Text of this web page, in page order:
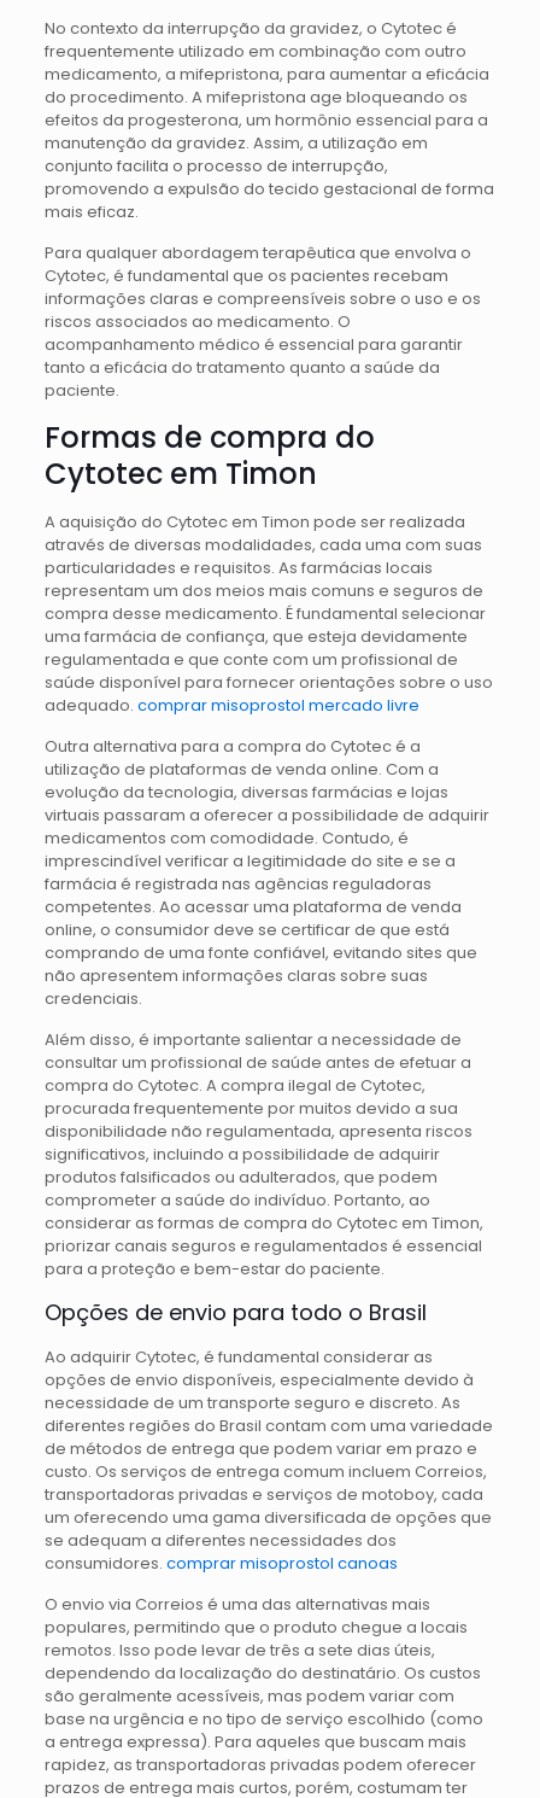
No contexto da interrupção da gravidez, o Cytotec é
frequentemente utilizado em combinação com outro
medicamento, a mifepristona, para aumentar a eficácia
do procedimento. A mifepristona age bloqueando os
efeitos da progesterona, um hormônio essencial para a
manutenção da gravidez. Assim, a utilização em
conjunto facilita o processo de interrupção,
promovendo a expulsão do tecido gestacional de forma
mais eficaz.
Para qualquer abordagem terapêutica que envolva o
Cytotec, é fundamental que os pacientes recebam
informações claras e compreensíveis sobre o uso e os
riscos associados ao medicamento. O
acompanhamento médico é essencial para garantir
tanto a eficácia do tratamento quanto a saúde da
paciente.
Formas de compra do
Cytotec em Timon
A aquisição do Cytotec em Timon pode ser realizada
através de diversas modalidades, cada uma com suas
particularidades e requisitos. As farmácias locais
representam um dos meios mais comuns e seguros de
compra desse medicamento. É fundamental selecionar
uma farmácia de confiança, que esteja devidamente
regulamentada e que conte com um profissional de
saúde disponível para fornecer orientações sobre o uso
adequado. comprar misoprostol mercado livre
Outra alternativa para a compra do Cytotec é a
utilização de plataformas de venda online. Com a
evolução da tecnologia, diversas farmácias e lojas
virtuais passaram a oferecer a possibilidade de adquirir
medicamentos com comodidade. Contudo, é
imprescindível verificar a legitimidade do site e se a
farmácia é registrada nas agências reguladoras
competentes. Ao acessar uma plataforma de venda
online, o consumidor deve se certificar de que está
comprando de uma fonte confiável, evitando sites que
não apresentem informações claras sobre suas
credenciais.
Além disso, é importante salientar a necessidade de
consultar um profissional de saúde antes de efetuar a
compra do Cytotec. A compra ilegal de Cytotec,
procurada frequentemente por muitos devido a sua
disponibilidade não regulamentada, apresenta riscos
significativos, incluindo a possibilidade de adquirir
produtos falsificados ou adulterados, que podem
comprometer a saúde do indivíduo. Portanto, ao
considerar as formas de compra do Cytotec em Timon,
priorizar canais seguros e regulamentados é essencial
para a proteção e bem-estar do paciente.
Opções de envio para todo o Brasil
Ao adquirir Cytotec, é fundamental considerar as
opções de envio disponíveis, especialmente devido à
necessidade de um transporte seguro e discreto. As
diferentes regiões do Brasil contam com uma variedade
de métodos de entrega que podem variar em prazo e
custo. Os serviços de entrega comum incluem Correios,
transportadoras privadas e serviços de motoboy, cada
um oferecendo uma gama diversificada de opções que
se adequam a diferentes necessidades dos
consumidores. comprar misoprostol canoas
O envio via Correios é uma das alternativas mais
populares, permitindo que o produto chegue a locais
remotos. Isso pode levar de três a sete dias úteis,
dependendo da localização do destinatário. Os custos
são geralmente acessíveis, mas podem variar com
base na urgência e no tipo de serviço escolhido (como
a entrega expressa). Para aqueles que buscam mais
rapidez, as transportadoras privadas podem oferecer
prazos de entrega mais curtos, porém, costumam ter